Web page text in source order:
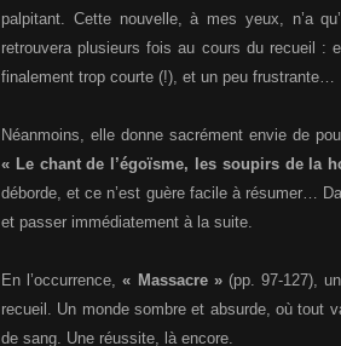
palpitant. Cette nouvelle, à mes yeux, n’a
retrouvera plusieurs fois au cours du recueil :
finalement trop courte (!), et un peu frustrante…
Néanmoins, elle donne sacrément envie de
« Le chant de l’égoïsme, les soupirs de la
déborde, et ce n’est guère facile à résumer…
et passer immédiatement à la suite.
En l’occurrence,« Massacre »(pp. 97-127),
recueil. Un monde sombre et absurde, où tout
de sang. Une réussite, là encore.